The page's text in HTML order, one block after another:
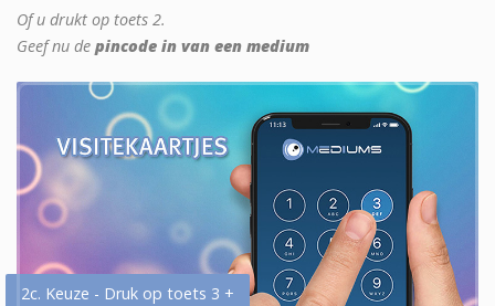
Of u drukt op toets 2.
Geef nu de pincode in van een medium
2c. Keuze - Druk op toets 3 +